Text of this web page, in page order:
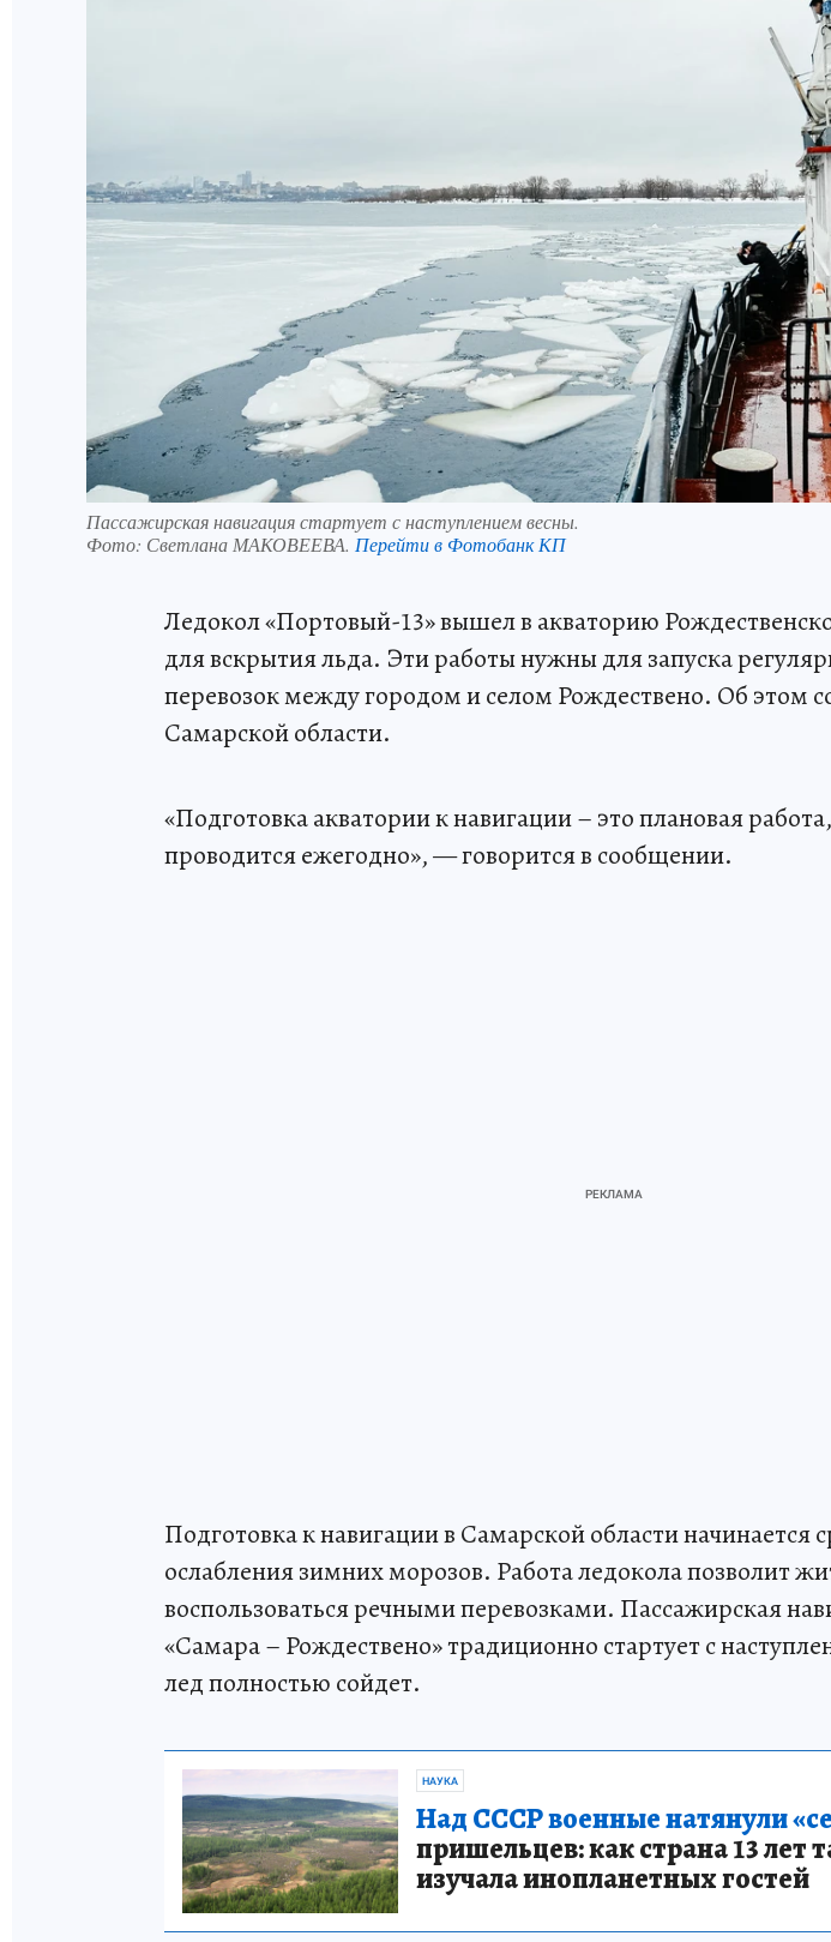
Пассажирская навигация стартует с наступлением весны.
Фото: Светлана МАКОВЕЕВА. Перейти в Фотобанк КП
Ледокол «Портовый-13» вышел в акваторию
для вскрытия льда. Эти работы нужны для запуска
перевозок между городом и селом Рождествено. Об этом
Самарской области.
«Подготовка акватории к навигации – это плановая
проводится ежегодно», — говорится в сообщении.
Подготовка к навигации в Самарской области начинается
ослабления зимних морозов. Работа ледокола позволит
воспользоваться речными перевозками. Пассажирская
«Самара – Рождествено» традиционно стартует с
лед полностью сойдет.
НАУКА
Над СССР военные натянули
пришельцев: как страна 13 лет
изучала инопланетных гостей